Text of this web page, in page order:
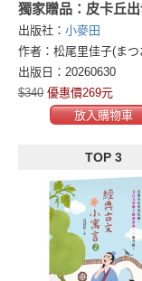
獨家贈品：皮卡丘
造型明信片）
出版社： 小麥田
出版日：20260630
$340 優惠價269元
放入購物車
TOP 3